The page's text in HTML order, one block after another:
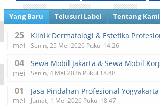
Yang Baru Telusuri Label Tentang Kami
25
mei Senin, 25 Mei 2026 Pukul 14.26
04
mei Senin, 4 Mei 2026 Pukul 18.48
01
mei
Jasa Pindahan Profesional Yogyakarta
Jumat, 1 Mei 2026 Pukul 18.47